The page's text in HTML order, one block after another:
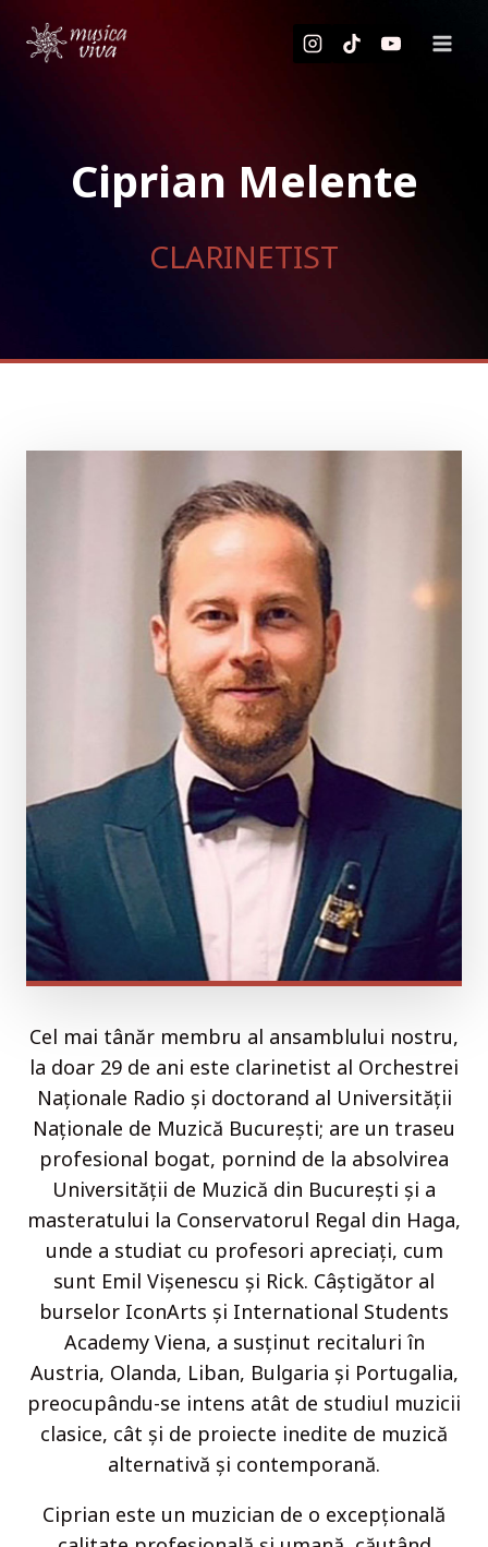
Ciprian Melente
CLARINETIST
Cel mai tânăr membru al ansamblului nostru,
la doar 29 de ani este clarinetist al Orchestrei
Naţionale Radio şi doctorand al Universităţii
Naţionale de Muzică Bucureşti; are un traseu
profesional bogat, pornind de la absolvirea
Universităţii de Muzică din Bucureşti şi a
masteratului la Conservatorul Regal din Haga,
unde a studiat cu profesori apreciaţi, cum
sunt Emil Vişenescu şi Rick. Câştigător al
burselor IconArts şi International Students
Academy Viena, a susţinut recitaluri în
Austria, Olanda, Liban, Bulgaria şi Portugalia,
preocupându-se intens atât de studiul muzicii
clasice, cât şi de proiecte inedite de muzică
alternativă şi contemporană.
Ciprian este un muzician de o excepţională